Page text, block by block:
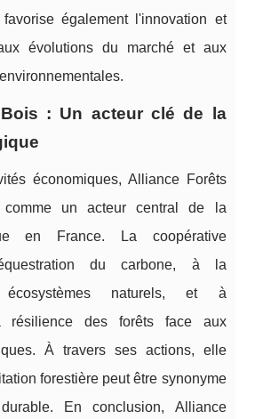
également l'innovation et
évolutions du marché et aux
: Un acteur clé de la
économiques, Alliance Forêts
un acteur central de la
en France. La coopérative
du carbone, à la
écosystèmes naturels, et à
résilience des forêts face aux
À travers ses actions, elle
forestière peut être synonyme
En conclusion, Alliance